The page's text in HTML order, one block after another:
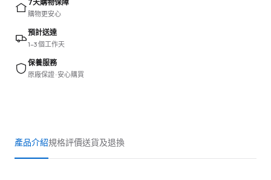
7天購物保障
購物更安心
預計送達
1–3 個工作天
保養服務
原廠保證 · 安心購買
產品介紹規格評價送貨及退換